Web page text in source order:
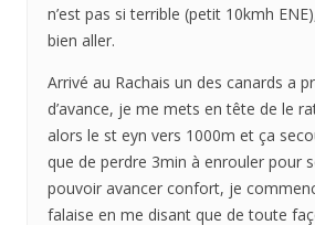
n’est pas si terrible (petit 10kmh
bien aller.
Arrivé au Rachais un des canards a
d’avance, je me mets en tête de le
alors le st eyn vers 1000m et ça
que de perdre 3min à enrouler pour
pouvoir avancer confort, je
falaise en me disant que de toute